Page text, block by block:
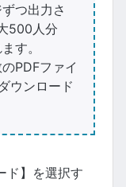
つ出力さ
500人分
す。
PDFファイ
ウンロード
ド】を選択す